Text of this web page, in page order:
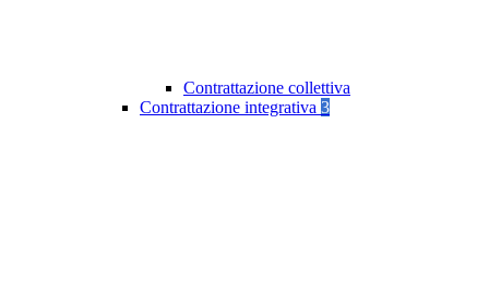
Contrattazione collettiva
Contrattazione integrativa 3